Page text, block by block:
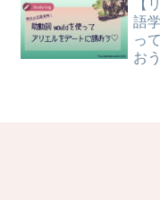
【
語
っ
お